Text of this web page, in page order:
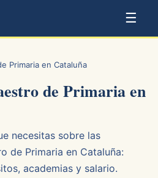
☰
Primaria en Cataluña
de Primaria en
necesitas sobre las
de Primaria en Cataluña:
academias y salario.